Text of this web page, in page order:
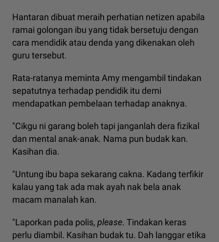
Hantaran dibuat meraih perhatian netizen apabila
ramai golongan ibu yang tidak bersetuju dengan
cara mendidik atau denda yang dikenakan oleh
guru tersebut.
Rata-ratanya meminta Amy mengambil tindakan
sepatutnya terhadap pendidik itu demi
mendapatkan pembelaan terhadap anaknya.
"Cikgu ni garang boleh tapi janganlah dera fizikal
dan mental anak-anak. Nama pun budak kan.
Kasihan dia.
"Untung ibu bapa sekarang cakna. Kadang terfikir
kalau yang tak ada mak ayah nak bela anak
macam manalah kan.
"Laporkan pada polis, please. Tindakan keras
perlu diambil. Kasihan budak tu. Dah langgar etika